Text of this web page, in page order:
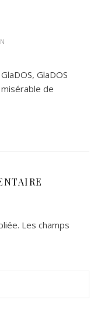
GlaDOS
de
Les champs